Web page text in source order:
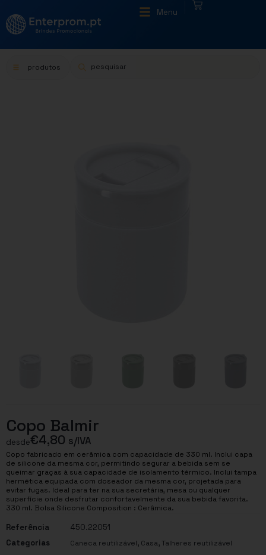
Menu
produtos
Copo Balmir
desde€4,80 s/IVA
Copo fabricado em cerâmica com capacidade de 330 ml. Inclui capa
de silicone da mesma cor, permitindo segurar a bebida sem se
queimar graças à sua capacidade de isolamento térmico. Inclui tampa
hermética equipada com doseador da mesma cor, projetada para
evitar fugas. Ideal para ter na sua secretária, mesa ou qualquer
superfície onde desfrutar confortavelmente da sua bebida favorita.
330 ml. Bolsa Silicone Composition : Cerâmica.
Referência
450.22051
Categorias
Caneca reutilizável, Casa,Talheres reutilizável